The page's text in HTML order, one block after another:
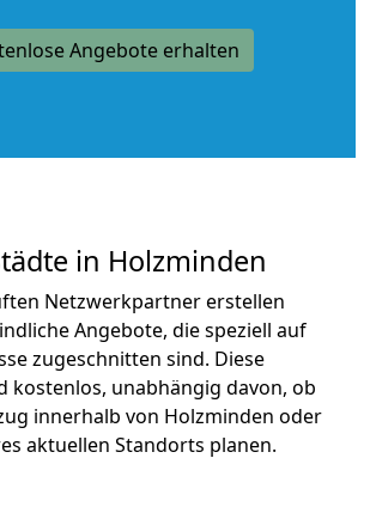
Angebote erhalten
in Holzminden
Netzwerkpartner erstellen
Angebote, die speziell auf
zugeschnitten sind. Diese
kostenlos, unabhängig davon, ob
innerhalb von Holzminden oder
aktuellen Standorts planen.